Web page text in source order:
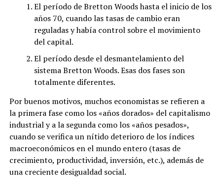
El período de Bretton Woods hasta el inicio de los
años 70, cuando las tasas de cambio eran
reguladas y había control sobre el movimiento
del capital.
El período desde el desmantelamiento del
sistema Bretton Woods. Esas dos fases son
totalmente diferentes.
Por buenos motivos, muchos economistas se refieren a
la primera fase como los «años dorados» del capitalismo
industrial y a la segunda como los «años pesados»,
cuando se verifica un nítido deterioro de los índices
macroeconómicos en el mundo entero (tasas de
crecimiento, productividad, inversión, etc.), además de
una creciente desigualdad social.